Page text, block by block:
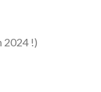
2024 !)